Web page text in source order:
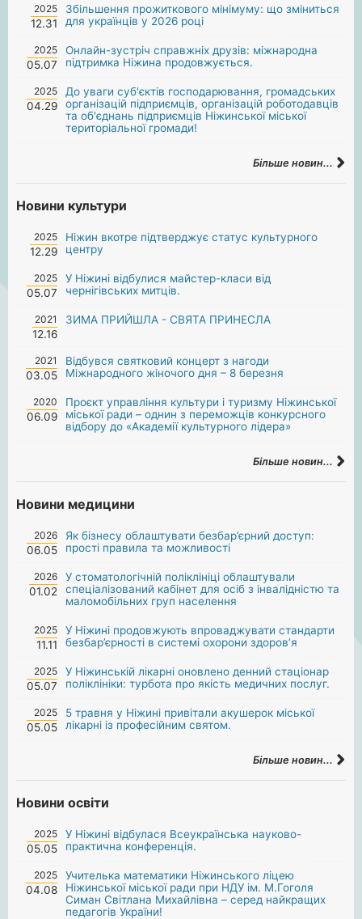
2025
12.31
Збільшення прожиткового мінімуму: що зміниться
для українців у 2026 році
2025
05.07
Онлайн-зустріч справжніх друзів: міжнародна
підтримка Ніжина продовжується.
2025
04.29
До уваги суб'єктів господарювання, громадських
організацій підприємців, організацій роботодавців
та об'єднань підприємців Ніжинської міської
територіальної громади!
Більше новин...
Новини культури
2025
12.29
Ніжин вкотре підтверджує статус культурного
центру
2025
05.07
У Ніжині відбулися майстер-класи від
чернігівських митців.
2021
12.16
ЗИМА ПРИЙШЛА - СВЯТА ПРИНЕСЛА
2021
03.05
Відбувся святковий концерт з нагоди
Міжнародного жіночого дня – 8 березня
2020
06.09
Проєкт управління культури і туризму Ніжинської
міської ради – однин з переможців конкурсного
відбору до «Академії культурного лідера»
Більше новин...
Новини медицини
2026
06.05
Як бізнесу облаштувати безбар’єрний доступ:
прості правила та можливості
2026
01.02
У стоматологічній поліклініці облаштували
спеціалізований кабінет для осіб з інвалідністю та
маломобільних груп населення
2025
11.11
У Ніжині продовжують впроваджувати стандарти
безбар’єрності в системі охорони здоров’я
2025
05.07
У Ніжинській лікарні оновлено денний стаціонар
поліклініки: турбота про якість медичних послуг.
2025
05.05
5 травня у Ніжині привітали акушерок міської
лікарні із професійним святом.
Більше новин...
Новини освіти
2025
05.05
У Ніжині відбулася Всеукраїнська науково-
практична конференція.
2025
04.08
Учителька математики Ніжинського ліцею
Ніжинської міської ради при НДУ ім. М.Гоголя
Симан Світлана Михайлівна – серед найкращих
педагогів України!